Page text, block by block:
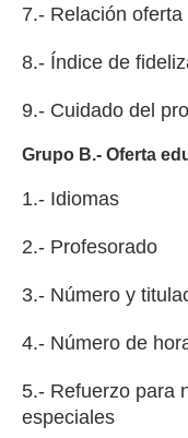
7.- Relación
8.- Índice de
9.- Cuidado del
Grupo B.- Oferta
1.- Idiomas
2.- Profesorado
3.- Número y
4.- Número de
5.- Refuerzo para
especiales